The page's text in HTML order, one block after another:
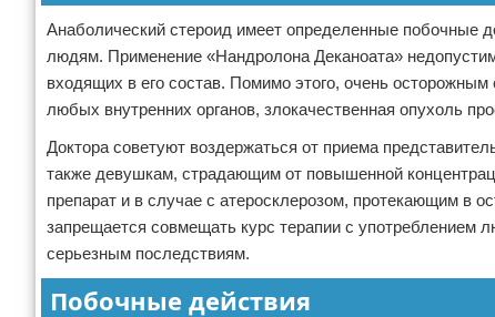
Анаболический стероид имеет определенные побочные
людям. Применение «Нандролона Деканоата»
входящих в его состав. Помимо этого, очень
любых внутренних органов, злокачественная опухоль
Доктора советуют воздержаться от приема
также девушкам, страдающим от повышенной
препарат и в случае с атеросклерозом, протекающим в
запрещается совмещать курс терапии с употреблением
серьезным последствиям.
Побочные действия